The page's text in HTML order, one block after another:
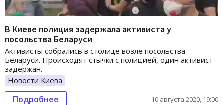
В Киеве полиция задержала активиста у
посольства Беларуси
Активисты собрались в столице возле посольства
Беларуси. Происходят стычки с полицией, один активист
задержан.
Новости Киева
Подробнее 10 августа 2020, 19:00